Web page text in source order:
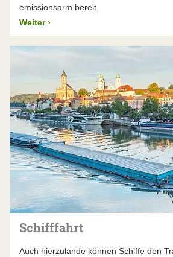
emissionsarm bereit.
Weiter ›
Schifffahrt
Auch hierzulande können Schiffe den